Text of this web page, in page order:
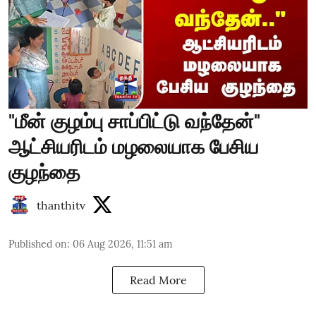
"மீன் குழம்பு சாப்பிட்டு வந்தேன்"
ஆட்சியரிடம் மழலையாக பேசிய
குழந்தை
thanthitv
Published on: 06 Aug 2026, 11:51 am
Read More